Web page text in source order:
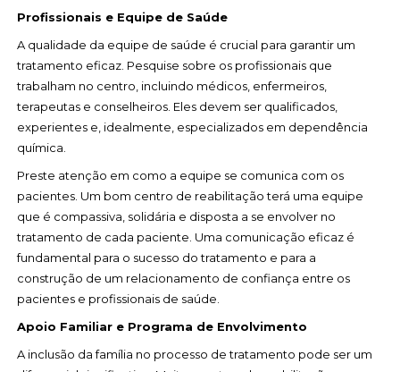
Profissionais e Equipe de Saúde
A qualidade da equipe de saúde é crucial para garantir um
tratamento eficaz. Pesquise sobre os profissionais que
trabalham no centro, incluindo médicos, enfermeiros,
terapeutas e conselheiros. Eles devem ser qualificados,
experientes e, idealmente, especializados em dependência
química.
Preste atenção em como a equipe se comunica com os
pacientes. Um bom centro de reabilitação terá uma equipe
que é compassiva, solidária e disposta a se envolver no
tratamento de cada paciente. Uma comunicação eficaz é
fundamental para o sucesso do tratamento e para a
construção de um relacionamento de confiança entre os
pacientes e profissionais de saúde.
Apoio Familiar e Programa de Envolvimento
A inclusão da família no processo de tratamento pode ser um